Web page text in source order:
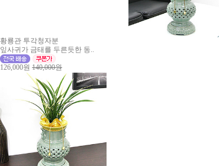
황룡관 투각청자분
잎사귀가 금태를 두른듯한 동..
126,000원 140,000원